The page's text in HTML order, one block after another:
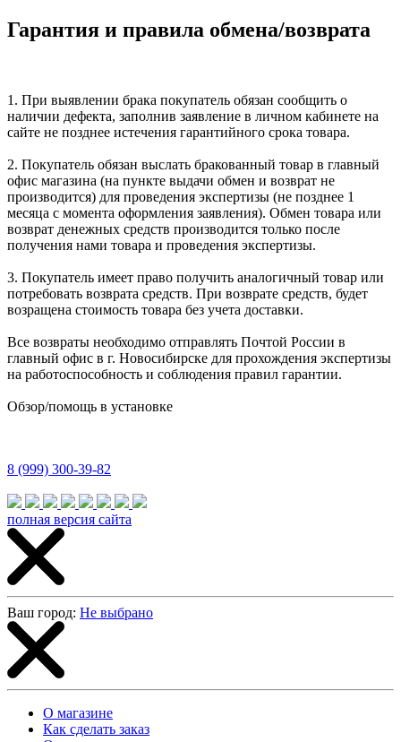
Гарантия и правила обмена/возврата
1. При выявлении брака покупатель обязан сообщить о
наличии дефекта, заполнив заявление в личном кабинете на
сайте не позднее истечения гарантийного срока товара.
2. Покупатель обязан выслать бракованный товар в главный
офис магазина (на пункте выдачи обмен и возврат не
производится) для проведения экспертизы (не позднее 1
месяца с момента оформления заявления). Обмен товара или
возврат денежных средств производится только после
получения нами товара и проведения экспертизы.
3. Покупатель имеет право получить аналогичный товар или
потребовать возврата средств. При возврате средств, будет
возращена стоимость товара без учета доставки.
Все возвраты необходимо отправлять Почтой России в
главный офис в г. Новосибирске для прохождения экспертизы
на работоспособность и соблюдения правил гарантии.
Обзор/помощь в установке
8 (999) 300-39-82
полная версия сайта
Ваш город: Не выбрано
О магазине
Как сделать заказ